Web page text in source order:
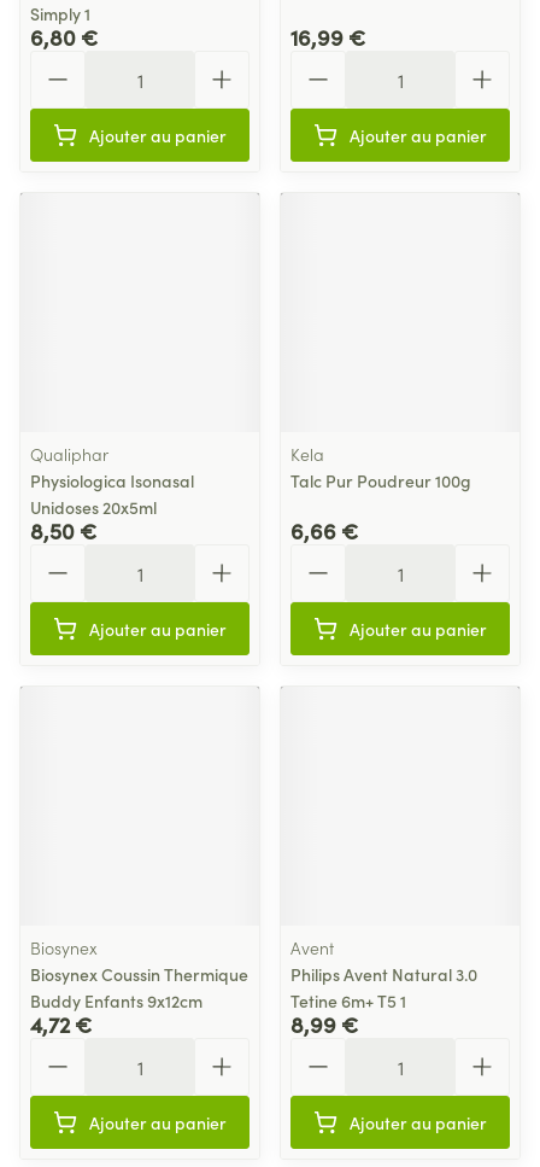
Simply 1
6,80 €
Ajouter au panier
16,99 €
Ajouter au panier
Qualiphar
Physiologica Isonasal
Unidoses 20x5ml
8,50 €
Ajouter au panier
Kela
Talc Pur Poudreur 100g
6,66 €
Ajouter au panier
Biosynex
Biosynex Coussin Thermique
Buddy Enfants 9x12cm
4,72 €
Ajouter au panier
Avent
Philips Avent Natural 3.0
Tetine 6m+ T5 1
8,99 €
Ajouter au panier